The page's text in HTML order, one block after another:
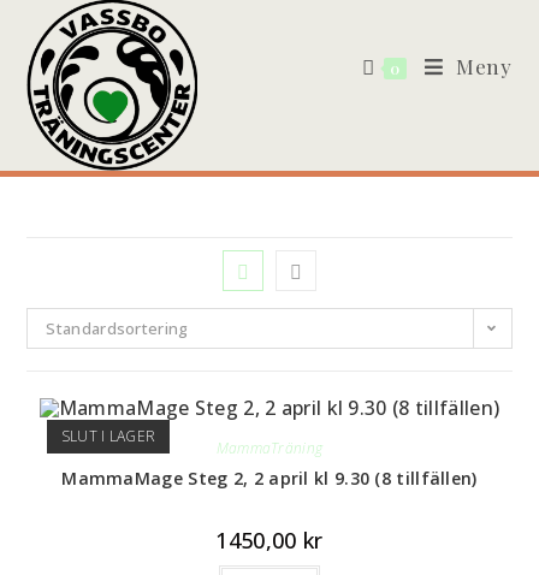
0 Meny
Standardsortering
SLUT I LAGER
MammaTräning
MammaMage Steg 2, 2 april kl 9.30 (8 tillfällen)
1450,00 kr